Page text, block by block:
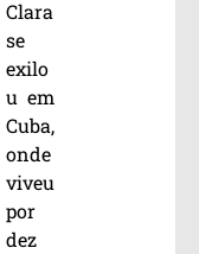
Clara
se
exilo
u em
Cuba,
onde
viveu
por
dez